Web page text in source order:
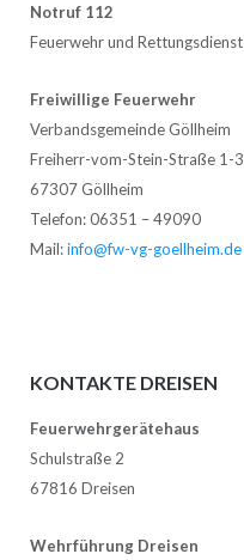
Notruf 112
Feuerwehr und Rettungsdienst
Freiwillige Feuerwehr
Verbandsgemeinde Göllheim
Freiherr-vom-Stein-Straße 1-3
67307 Göllheim
Telefon: 06351 – 49090
Mail:info@fw-vg-goellheim.de
KONTAKTE DREISEN
Feuerwehrgerätehaus
Schulstraße 2
67816 Dreisen
Wehrführung Dreisen